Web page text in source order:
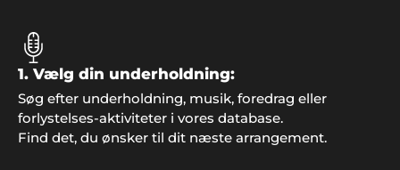
1. Vælg din underholdning:
Søg efter underholdning, musik, foredrag eller
forlystelses-aktiviteter i vores database.
Find det, du ønsker til dit næste arrangement.